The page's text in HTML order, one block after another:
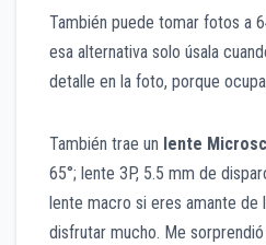
También puede tomar fotos a
esa alternativa solo úsala
detalle en la foto, porque
También trae un lente
65°; lente 3P, 5.5 mm de
lente macro si eres amante de
disfrutar mucho. Me